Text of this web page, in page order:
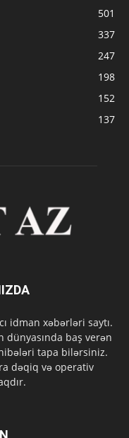
501
337
247
198
152
137
idman xəbərləri saytı.
dünyasında baş verən
tapa bilərsiniz.
dəqiq və operativ